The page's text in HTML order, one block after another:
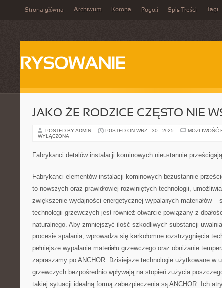
Strona główna Archiwum Korona Pogoń Spis Treści Tagi
RYSOWANIE
JAKO ŻE RODZICE CZĘSTO NIE
POSTED BY ADMIN POSTED ON WRZ - 30 - 2025
MOŻLIWOŚĆ
WYŁĄCZONA
Fabrykanci detalów instalacji kominowych nieustannie
Fabrykanci elementów instalacji kominowych bezustannie
to nowszych oraz prawidłowiej rozwiniętych technologii,
zwiększenie wydajności energetycznej wypalanych materiałów –
technologii grzewczych jest również otwarcie powiązany z
naturalnego. Aby zmniejszyć ilość szkodliwych substancji
procesie spalania, wprowadza się karkołomne rozstrzygnięcia
pełniejsze wypalanie materiału grzewczego oraz obniżanie
zapraszamy po ANCHOR. Dzisiejsze technologie użytkowane w
grzewczych bezpośrednio wpływają na stopień zużycia
takiej sytuacji idealną formą zabezpieczenia są ANCHOR. Ich